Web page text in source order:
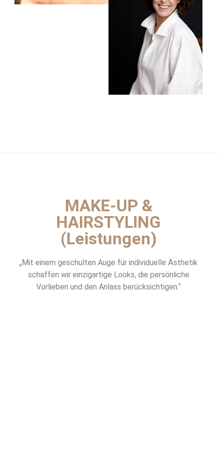
MAKE-UP &
HAIRSTYLING
(Leistungen)
„Mit einem geschulten Auge für individuelle Ästhetik
schaffen wir einzigartige Looks, die persönliche
Vorlieben und den Anlass berücksichtigen.“